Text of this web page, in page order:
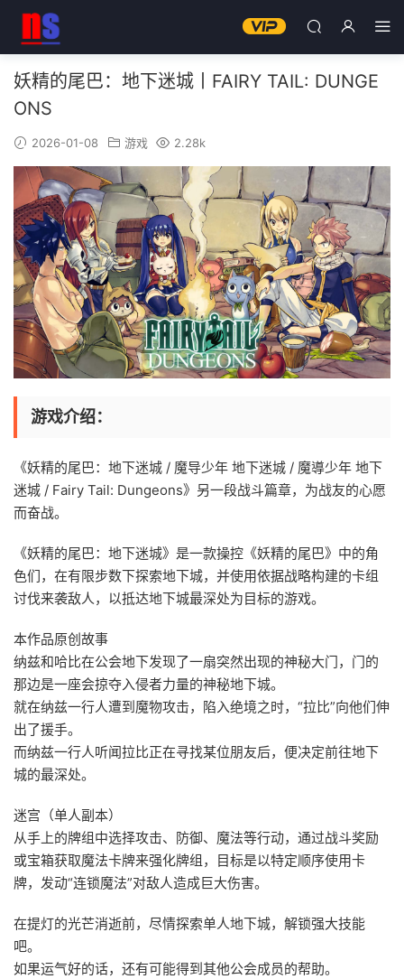
妖精的尾巴：地下迷城丨FAIRY TAIL: DUNGE
ONS
2026-01-08 游戏 2.28k
游戏介绍：
《妖精的尾巴：地下迷城 / 魔导少年 地下迷城 / 魔導少年 地下
迷城 / Fairy Tail: Dungeons》另一段战斗篇章，为战友的心愿
而奋战。
《妖精的尾巴：地下迷城》是一款操控《妖精的尾巴》中的角
色们，在有限步数下探索地下城，并使用依据战略构建的卡组
讨伐来袭敌人，以抵达地下城最深处为目标的游戏。
本作品原创故事
纳兹和哈比在公会地下发现了一扇突然出现的神秘大门，门的
那边是一座会掠夺入侵者力量的神秘地下城。
就在纳兹一行人遭到魔物攻击，陷入绝境之时，“拉比”向他们伸
出了援手。
而纳兹一行人听闻拉比正在寻找某位朋友后，便决定前往地下
城的最深处。
迷宫（单人副本）
从手上的牌组中选择攻击、防御、魔法等行动，通过战斗奖励
或宝箱获取魔法卡牌来强化牌组，目标是以特定顺序使用卡
牌，发动“连锁魔法”对敌人造成巨大伤害。
在提灯的光芒消逝前，尽情探索单人地下城，解锁强大技能
吧。
如果运气好的话，还有可能得到其他公会成员的帮助。